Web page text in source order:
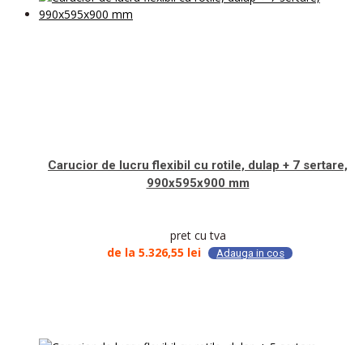
Carucior de lucru flexibil cu rotile, dulap + 7 sertare,
990x595x900 mm
pret cu tva
de la 5.326,55 lei Adauga in cos